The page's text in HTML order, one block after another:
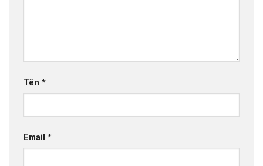
Tên *
Email *